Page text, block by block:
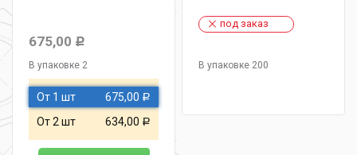
675,00 Р
В упаковке 2
От 1 шт 675,00 Р
От 2 шт 634,00 Р
под заказ
В упаковке 200